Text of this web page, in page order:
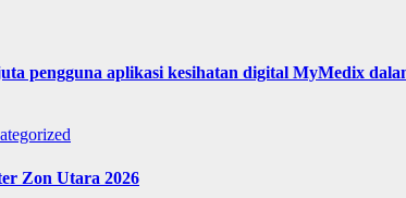
pengguna aplikasi kesihatan digital MyMedix
Zon Utara 2026